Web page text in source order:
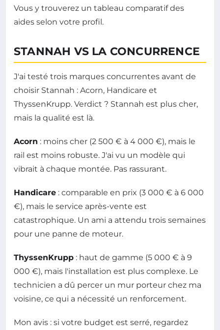
Vous y trouverez un tableau comparatif des
aides selon votre profil.
STANNAH VS LA CONCURRENCE
J'ai testé trois marques concurrentes avant de
choisir Stannah : Acorn, Handicare et
ThyssenKrupp. Verdict ? Stannah est plus cher,
mais la qualité est là.
Acorn : moins cher (2 500 € à 4 000 €), mais le
rail est moins robuste. J'ai vu un modèle qui
vibrait à chaque montée. Pas rassurant.
Handicare : comparable en prix (3 000 € à 6 000
€), mais le service après-vente est
catastrophique. Un ami a attendu trois semaines
pour une panne de moteur.
ThyssenKrupp : haut de gamme (5 000 € à 9
000 €), mais l'installation est plus complexe. Le
technicien a dû percer un mur porteur chez ma
voisine, ce qui a nécessité un renforcement.
Mon avis : si votre budget est serré, regardez